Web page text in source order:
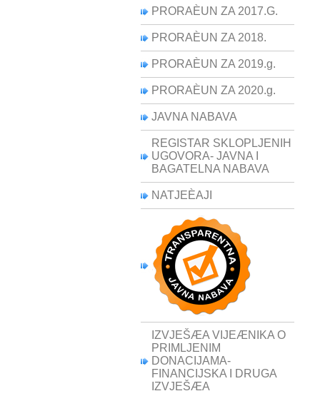
PRORAÈUN ZA 2017.G.
PRORAÈUN ZA 2018.
PRORAÈUN ZA 2019.g.
PRORAÈUN ZA 2020.g.
JAVNA NABAVA
REGISTAR SKLOPLJENIH
UGOVORA- JAVNA I
BAGATELNA NABAVA
NATJEÈAJI
IZVJEŠÆA VIJEÆNIKA O
PRIMLJENIM
DONACIJAMA-
FINANCIJSKA I DRUGA
IZVJEŠÆA